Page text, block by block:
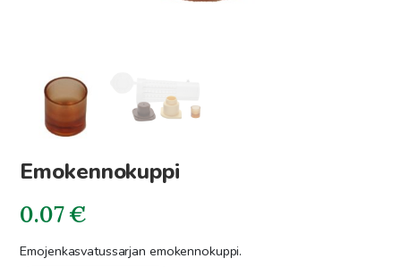
Emokennokuppi
0.07€
Emojenkasvatussarjan emokennokuppi.